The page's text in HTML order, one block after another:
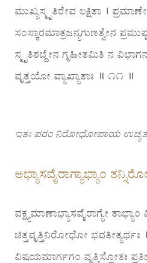
ಮುಖ್ಯಸ್ಮೃತಿರೇವ ಲಕ್ಷಿತಾ ।
ಸಂಸ್ಕಾರಮಾತ್ರಜನ್ಯಗುಣತ್ವೇನ
ಸ್ಮೃತಿಶಬ್ದೇನ ಗೃಹೀತಮಿತಿ ನ
ವೃತ್ತಯೋ ವ್ಯಾಖ್ಯಾತಾಃ ॥ ೧೧ ॥
ಇತಃ ಪರಂ ನಿರೋಧೋಪಾಯ
ಅಭ್ಯಾಸವೈರಾಗ್ಯಾಭ್ಯಾಂ
ವಕ್ಷ್ಯಮಾಣಾಭ್ಯಾಸವೈರಾಗ್ಯೇ
ಚಿತ್ತವೃತ್ತಿನಿರೋಧೋ ಭವತೀತ್ಯರ್ಥಃ ।
ವಿಷಯಮಾರ್ಗಗಂ ವೃತ್ತಿಸ್ರೋತಃ